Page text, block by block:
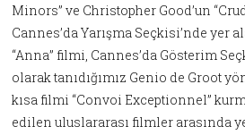
Minors” ve Christopher Good’un
Cannes’da Yarışma Seçkisi’nde yer
“Anna” filmi, Cannes’da Gösterim
olarak tanıdığımız Genio de Groot
kısa filmi “Convoi Exceptionnel”
edilen uluslararası filmler arasında